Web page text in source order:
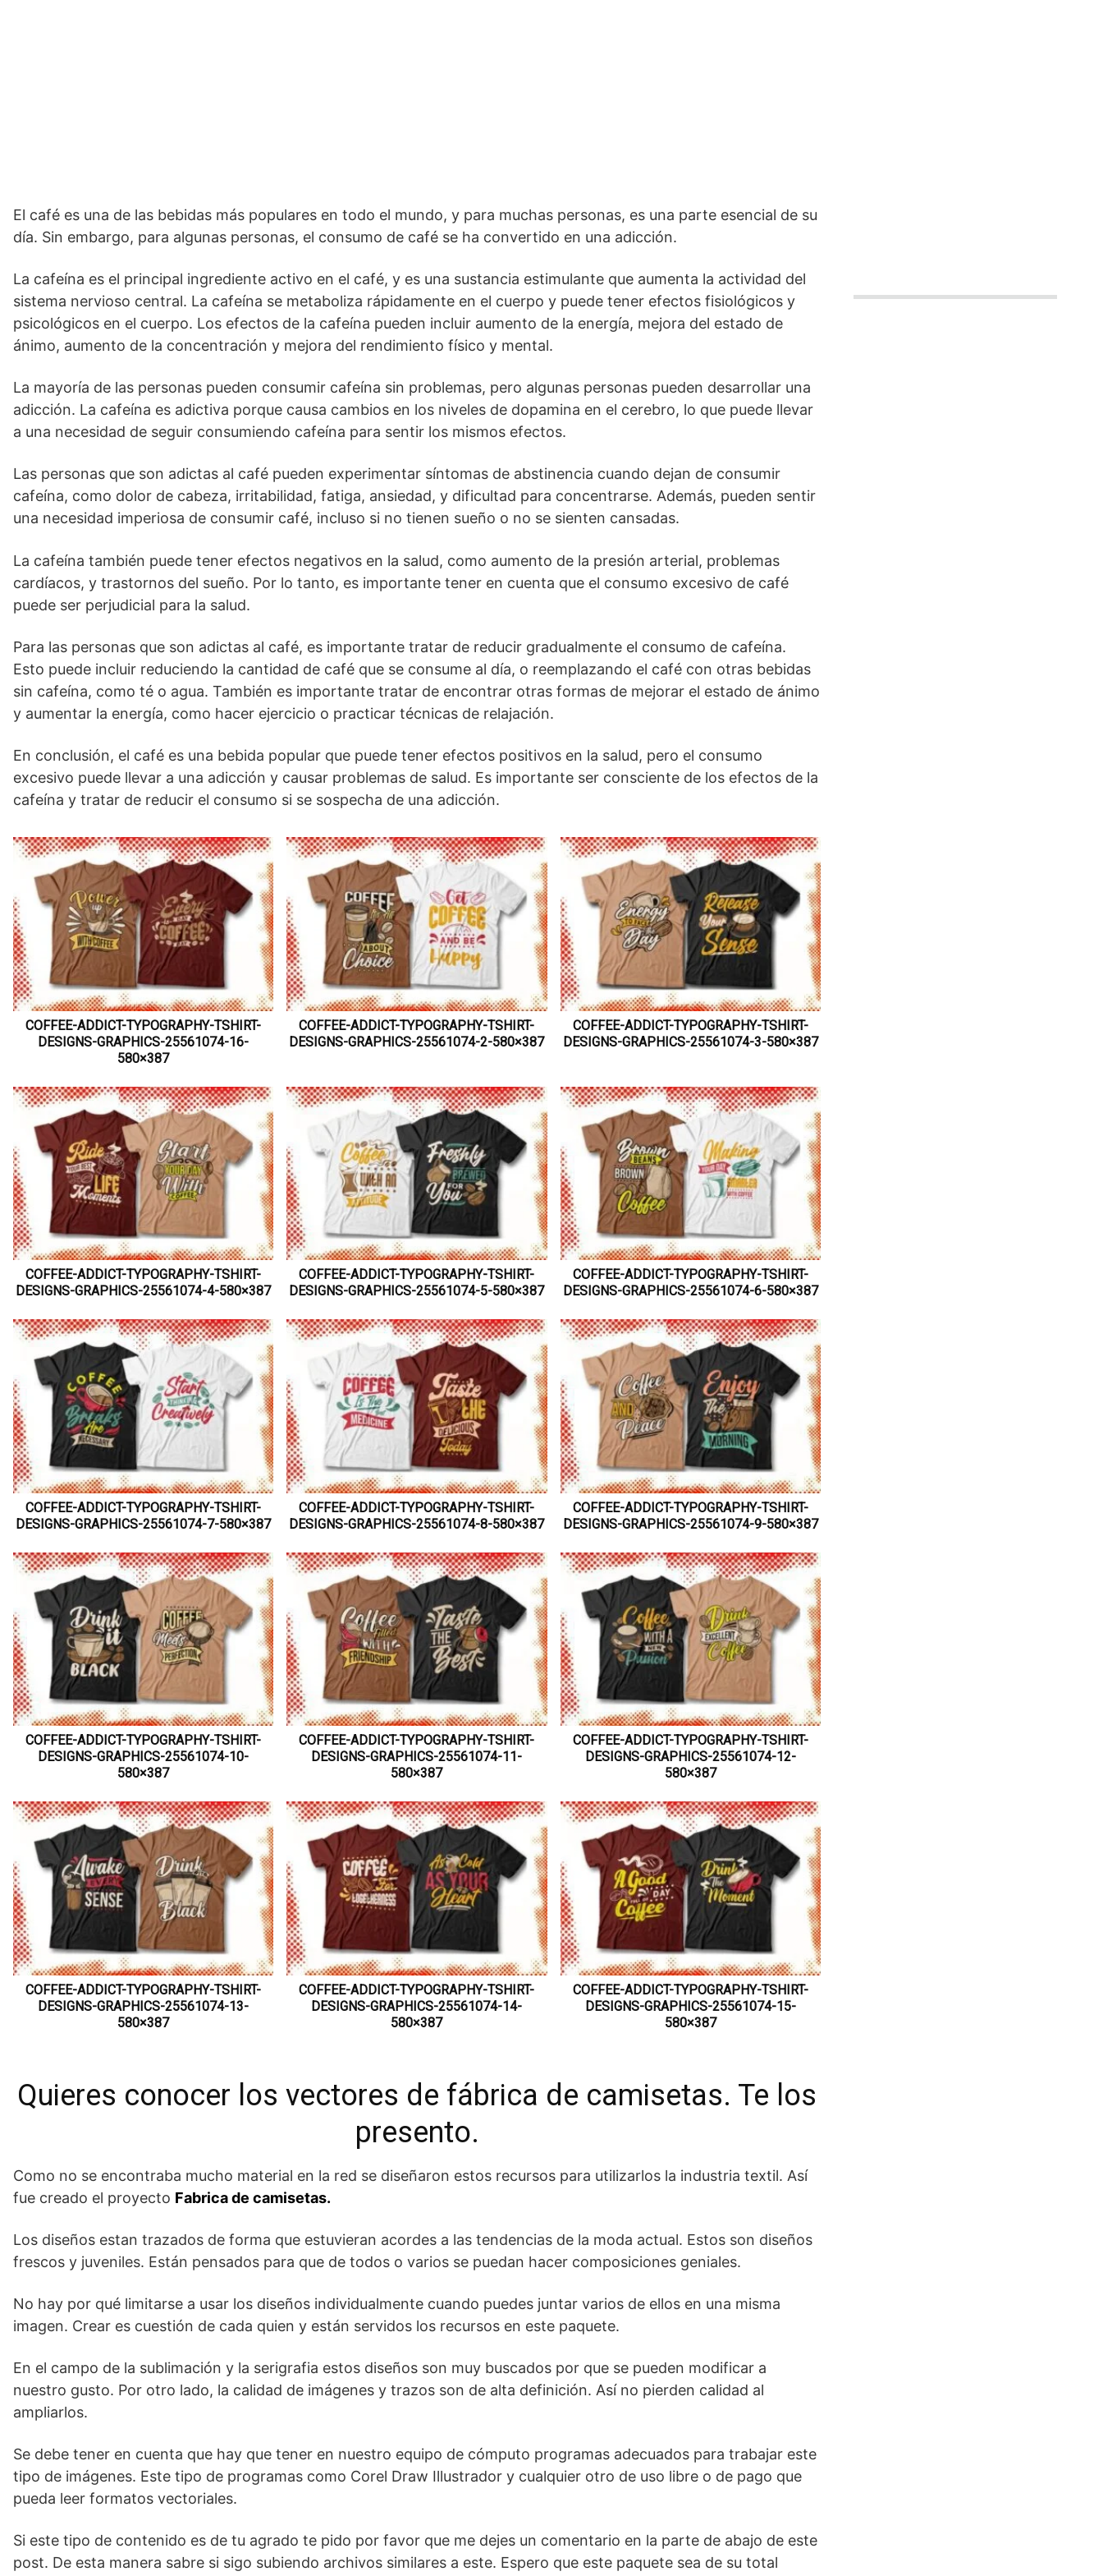
El café es una de las bebidas más populares en todo el mundo, y para muchas personas, es una parte esencial de su
día. Sin embargo, para algunas personas, el consumo de café se ha convertido en una adicción.
La cafeína es el principal ingrediente activo en el café, y es una sustancia estimulante que aumenta la actividad del
sistema nervioso central. La cafeína se metaboliza rápidamente en el cuerpo y puede tener efectos fisiológicos y
psicológicos en el cuerpo. Los efectos de la cafeína pueden incluir aumento de la energía, mejora del estado de
ánimo, aumento de la concentración y mejora del rendimiento físico y mental.
La mayoría de las personas pueden consumir cafeína sin problemas, pero algunas personas pueden desarrollar una
adicción. La cafeína es adictiva porque causa cambios en los niveles de dopamina en el cerebro, lo que puede llevar
a una necesidad de seguir consumiendo cafeína para sentir los mismos efectos.
Las personas que son adictas al café pueden experimentar síntomas de abstinencia cuando dejan de consumir
cafeína, como dolor de cabeza, irritabilidad, fatiga, ansiedad, y dificultad para concentrarse. Además, pueden sentir
una necesidad imperiosa de consumir café, incluso si no tienen sueño o no se sienten cansadas.
La cafeína también puede tener efectos negativos en la salud, como aumento de la presión arterial, problemas
cardíacos, y trastornos del sueño. Por lo tanto, es importante tener en cuenta que el consumo excesivo de café
puede ser perjudicial para la salud.
Para las personas que son adictas al café, es importante tratar de reducir gradualmente el consumo de cafeína.
Esto puede incluir reduciendo la cantidad de café que se consume al día, o reemplazando el café con otras bebidas
sin cafeína, como té o agua. También es importante tratar de encontrar otras formas de mejorar el estado de ánimo
y aumentar la energía, como hacer ejercicio o practicar técnicas de relajación.
En conclusión, el café es una bebida popular que puede tener efectos positivos en la salud, pero el consumo
excesivo puede llevar a una adicción y causar problemas de salud. Es importante ser consciente de los efectos de la
cafeína y tratar de reducir el consumo si se sospecha de una adicción.
COFFEE-ADDICT-TYPOGRAPHY-TSHIRT-
DESIGNS-GRAPHICS-25561074-16-
580×387
COFFEE-ADDICT-TYPOGRAPHY-TSHIRT-
DESIGNS-GRAPHICS-25561074-2-580×387
COFFEE-ADDICT-TYPOGRAPHY-TSHIRT-
DESIGNS-GRAPHICS-25561074-3-580×387
COFFEE-ADDICT-TYPOGRAPHY-TSHIRT-
DESIGNS-GRAPHICS-25561074-4-580×387
COFFEE-ADDICT-TYPOGRAPHY-TSHIRT-
DESIGNS-GRAPHICS-25561074-5-580×387
COFFEE-ADDICT-TYPOGRAPHY-TSHIRT-
DESIGNS-GRAPHICS-25561074-6-580×387
COFFEE-ADDICT-TYPOGRAPHY-TSHIRT-
DESIGNS-GRAPHICS-25561074-7-580×387
COFFEE-ADDICT-TYPOGRAPHY-TSHIRT-
DESIGNS-GRAPHICS-25561074-8-580×387
COFFEE-ADDICT-TYPOGRAPHY-TSHIRT-
DESIGNS-GRAPHICS-25561074-9-580×387
COFFEE-ADDICT-TYPOGRAPHY-TSHIRT-
DESIGNS-GRAPHICS-25561074-10-
580×387
COFFEE-ADDICT-TYPOGRAPHY-TSHIRT-
DESIGNS-GRAPHICS-25561074-11-
580×387
COFFEE-ADDICT-TYPOGRAPHY-TSHIRT-
DESIGNS-GRAPHICS-25561074-12-
580×387
COFFEE-ADDICT-TYPOGRAPHY-TSHIRT-
DESIGNS-GRAPHICS-25561074-13-
580×387
COFFEE-ADDICT-TYPOGRAPHY-TSHIRT-
DESIGNS-GRAPHICS-25561074-14-
580×387
COFFEE-ADDICT-TYPOGRAPHY-TSHIRT-
DESIGNS-GRAPHICS-25561074-15-
580×387
Quieres conocer los vectores de fábrica de camisetas. Te los
presento.
Como no se encontraba mucho material en la red se diseñaron estos recursos para utilizarlos la industria textil. Así
fue creado el proyecto Fabrica de camisetas.
Los diseños estan trazados de forma que estuvieran acordes a las tendencias de la moda actual. Estos son diseños
frescos y juveniles. Están pensados para que de todos o varios se puedan hacer composiciones geniales.
No hay por qué limitarse a usar los diseños individualmente cuando puedes juntar varios de ellos en una misma
imagen. Crear es cuestión de cada quien y están servidos los recursos en este paquete.
En el campo de la sublimación y la serigrafia estos diseños son muy buscados por que se pueden modificar a
nuestro gusto. Por otro lado, la calidad de imágenes y trazos son de alta definición. Así no pierden calidad al
ampliarlos.
Se debe tener en cuenta que hay que tener en nuestro equipo de cómputo programas adecuados para trabajar este
tipo de imágenes. Este tipo de programas como Corel Draw Illustrador y cualquier otro de uso libre o de pago que
pueda leer formatos vectoriales.
Si este tipo de contenido es de tu agrado te pido por favor que me dejes un comentario en la parte de abajo de este
post. De esta manera sabre si sigo subiendo archivos similares a este. Espero que este paquete sea de su total